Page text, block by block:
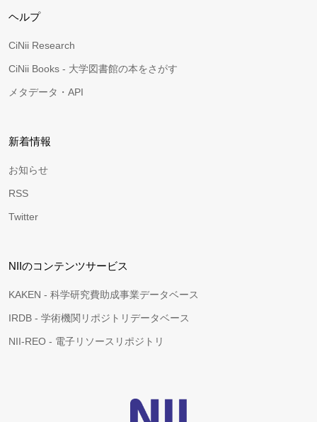
ヘルプ
CiNii Research
CiNii Books - 大学図書館の本をさがす
メタデータ・API
新着情報
お知らせ
RSS
Twitter
NIIのコンテンツサービス
KAKEN - 科学研究費助成事業データベース
IRDB - 学術機関リポジトリデータベース
NII-REO - 電子リソースリポジトリ